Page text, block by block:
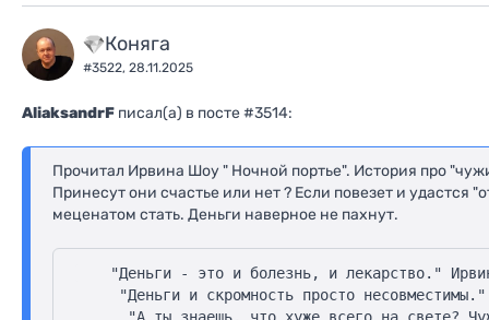
Коняга
#3522, 28.11.2025
AliaksandrF писал(a) в посте #3514:
Прочитал Ирвина Шоу " Ночной портье". История про
Принесут они счастье или нет ? Если повезет и удастся
меценатом стать. Деньги наверное не пахнут.
"Деньги - это и болезнь, и лекарство."
"Деньги и скромность просто